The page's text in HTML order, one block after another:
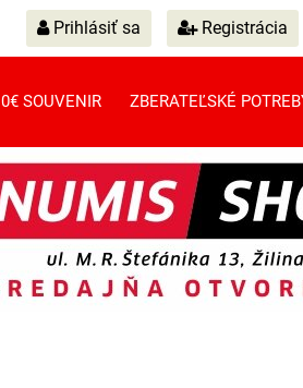
Prihlásiť sa Registrácia
0€ SOUVENIR ZBERATEĽSKÉ